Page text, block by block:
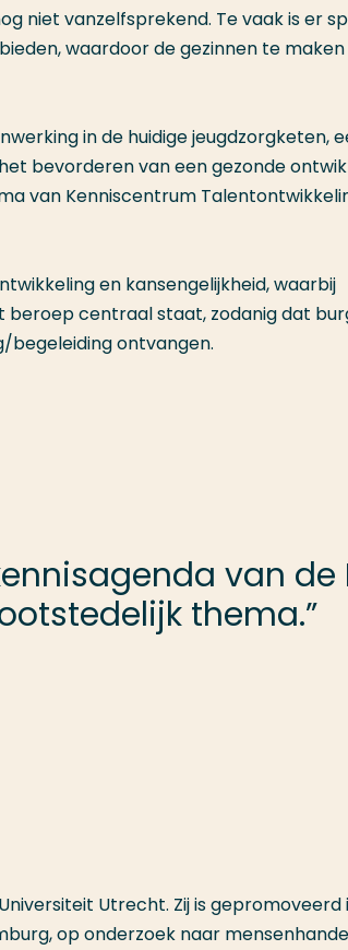
niet vanzelfsprekend. Te vaak is er
waardoor de gezinnen te maken
in de huidige jeugdzorgketen,
bevorderen van een gezonde
van Kenniscentrum
en kansengelijkheid, waarbij
beroep centraal staat, zodanig dat
begeleiding ontvangen.
van
thema.”
Utrecht. Zij is gepromoveerd
op onderzoek naar